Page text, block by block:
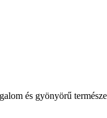
és gyönyörű